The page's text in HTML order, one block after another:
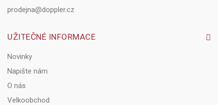
prodejna@doppler.cz
UŽITEČNÉ INFORMACE
Novinky
Napište nám
O nás
Velkoobchod